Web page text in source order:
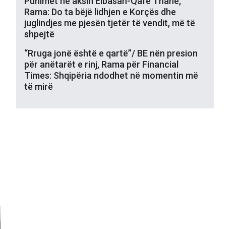
Rama: Do ta bëjë lidhjen e Korçës dhe
juglindjes me pjesën tjetër të vendit, më të
shpejtë
“Rruga jonë është e qartë”/ BE nën presion
për anëtarët e rinj, Rama për Financial
Times: Shqipëria ndodhet në momentin më
të mirë